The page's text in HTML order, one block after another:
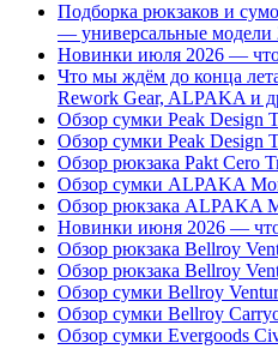
Подборка рюкзаков и
— универсальные модели
Новинки июля 2026 — что
Что мы ждём до конца
Rework Gear, ALPAKA и
Обзор сумки Peak Design
Обзор сумки Peak Design
Обзор рюкзака Pakt Cero
Обзор сумки ALPAKA
Обзор рюкзака ALPAKA
Новинки июня 2026 —
Обзор рюкзака Bellroy
Обзор рюкзака Bellroy
Обзор сумки Bellroy
Обзор сумки Bellroy
Обзор сумки Evergoods